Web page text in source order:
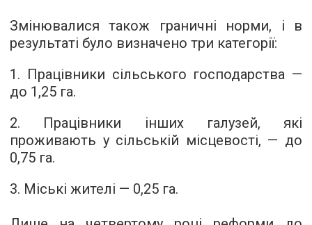
Змінювалися також граничні норми, і в
результаті було визначено три категорії:
1. Працівники сільського господарства —
до 1,25 га.
2. Працівники інших галузей, які
проживають у сільській місцевості, — до
0,75 га.
3. Міські жителі — 0,25 га.